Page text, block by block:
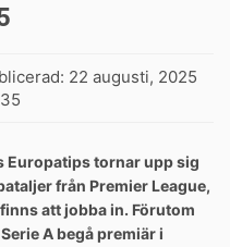
22 augusti, 2025
Europatips tornar upp sig
från Premier League,
att jobba in. Förutom
A begå premiär i